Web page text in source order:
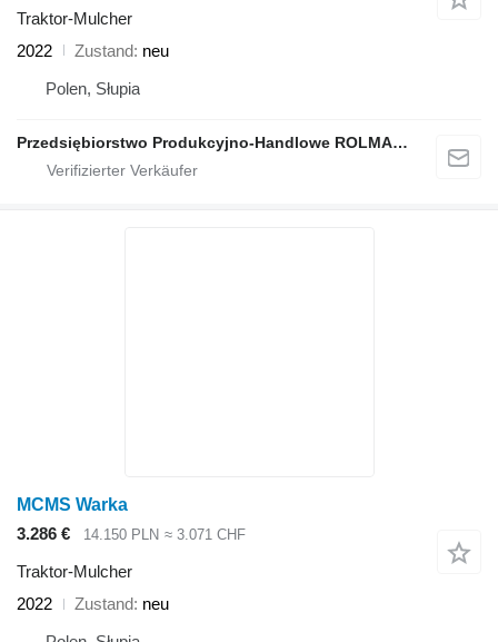
Traktor-Mulcher
2022
Zustand neu
Polen, Słupia
Przedsiębiorstwo Produkcyjno-Handlowe ROLMAPOL Marcin Dziekan
MCMS Warka
3.286 €
14.150 PLN ≈ 3.071 CHF
Traktor-Mulcher
2022
Zustand neu